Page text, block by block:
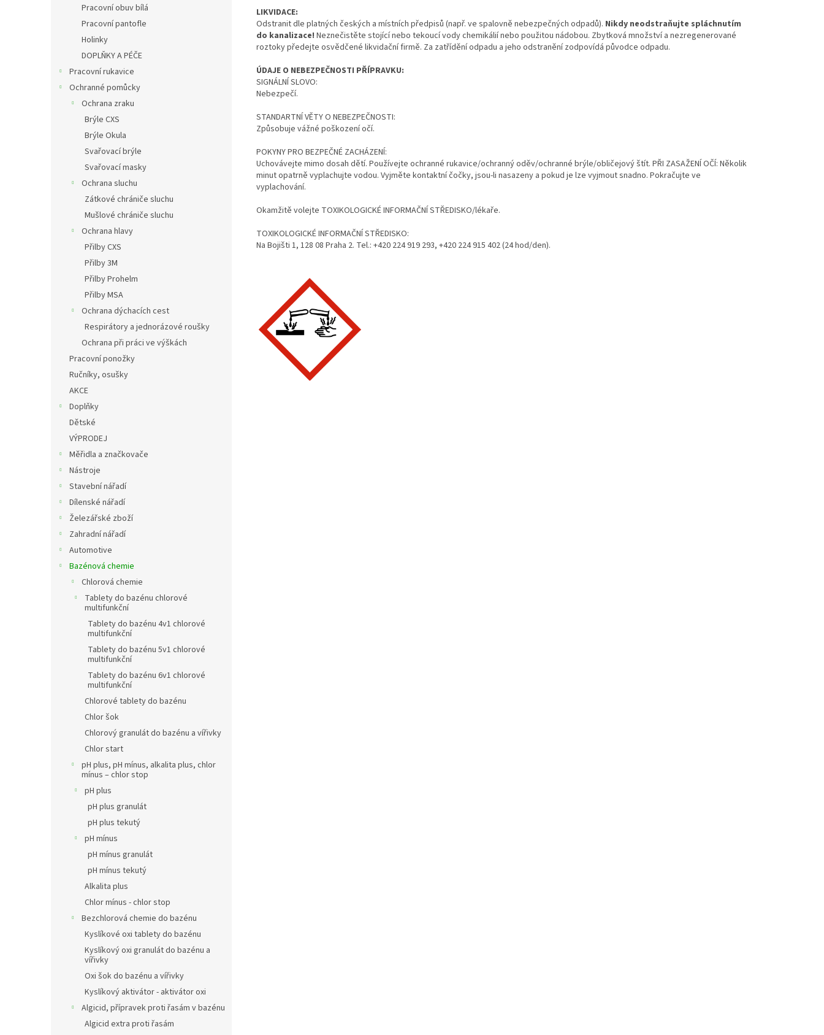
Pracovní obuv bílá
Pracovní pantofle
Holinky
DOPLŇKY A PÉČE
Pracovní rukavice
Ochranné pomůcky
Ochrana zraku
Brýle CXS
Brýle Okula
Svařovací brýle
Svařovací masky
Ochrana sluchu
Zátkové chrániče sluchu
Mušlové chrániče sluchu
Ochrana hlavy
Přilby CXS
Přilby 3M
Přilby Prohelm
Přilby MSA
Ochrana dýchacích cest
Respirátory a jednorázové roušky
Ochrana při práci ve výškách
Pracovní ponožky
Ručníky, osušky
AKCE
Doplňky
Dětské
VÝPRODEJ
Měřidla a značkovače
Nástroje
Stavební nářadí
Dílenské nářadí
Železářské zboží
Zahradní nářadí
Automotive
Bazénová chemie
Chlorová chemie
Tablety do bazénu chlorové
multifunkční
Tablety do bazénu 4v1 chlorové
multifunkční
Tablety do bazénu 5v1 chlorové
multifunkční
Tablety do bazénu 6v1 chlorové
multifunkční
Chlorové tablety do bazénu
Chlor šok
Chlorový granulát do bazénu a vířivky
Chlor start
pH plus, pH mínus, alkalita plus, chlor
mínus – chlor stop
pH plus
pH plus granulát
pH plus tekutý
pH mínus
pH mínus granulát
pH mínus tekutý
Alkalita plus
Chlor mínus - chlor stop
Bezchlorová chemie do bazénu
Kyslíkové oxi tablety do bazénu
Kyslíkový oxi granulát do bazénu a
vířivky
Oxi šok do bazénu a vířivky
Kyslíkový aktivátor - aktivátor oxi
Algicid, přípravek proti řasám v bazénu
Algicid extra proti řasám
LIKVIDACE:
Odstranit dle platných českých a místních předpisů (např. ve spalovně nebezpečných odpadů). Nikdy neodstraňujte spláchnutím
do kanalizace! Neznečistěte stojící nebo tekoucí vody chemikálií nebo použitou nádobou. Zbytková množství a nezregenerované
roztoky předejte osvědčené likvidační firmě. Za zatřídění odpadu a jeho odstranění zodpovídá původce odpadu.
ÚDAJE O NEBEZPEČNOSTI PŘÍPRAVKU:
SIGNÁLNÍ SLOVO:
Nebezpečí.
STANDARTNÍ VĚTY O NEBEZPEČNOSTI:
Způsobuje vážné poškození očí.
POKYNY PRO BEZPEČNÉ ZACHÁZENÍ:
Uchovávejte mimo dosah dětí. Používejte ochranné rukavice/ochranný oděv/ochranné brýle/obličejový štít. PŘI ZASAŽENÍ OČÍ: Několik
minut opatrně vyplachujte vodou. Vyjměte kontaktní čočky, jsou-li nasazeny a pokud je lze vyjmout snadno. Pokračujte ve
vyplachování.
Okamžitě volejte TOXIKOLOGICKÉ INFORMAČNÍ STŘEDISKO/lékaře.
TOXIKOLOGICKÉ INFORMAČNÍ STŘEDISKO:
Na Bojišti 1, 128 08 Praha 2. Tel.: +420 224 919 293, +420 224 915 402 (24 hod/den).